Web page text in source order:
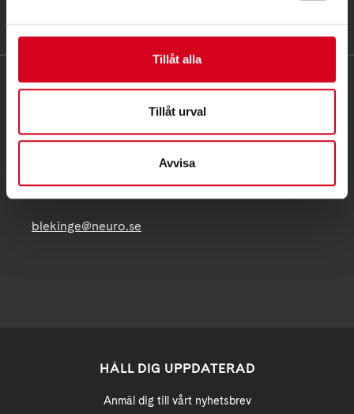
Tillåt alla
Tillåt urval
Avvisa
KONTAKT
C/OCarina Mattisson
Hallvägen 8, 37277 Backaryd
Telefon:070/5956740
blekinge@neuro.se
HÅLL DIG UPPDATERAD
Anmäl dig till vårt nyhetsbrev